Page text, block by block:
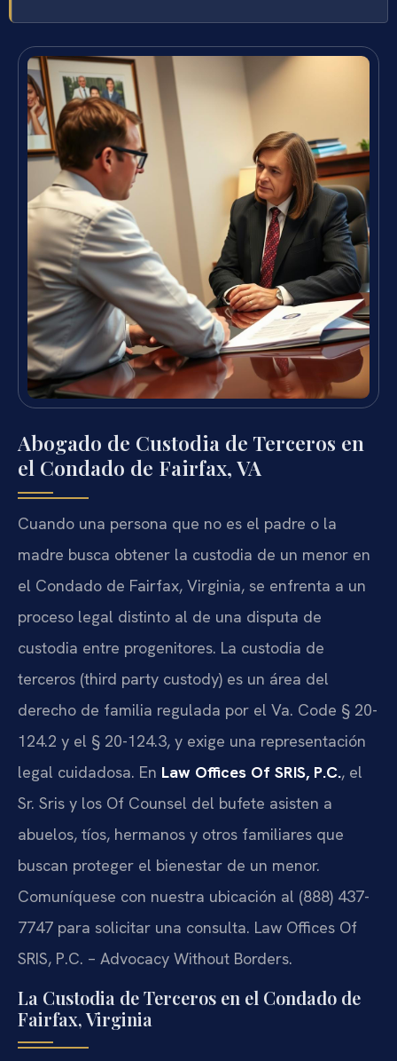
Abogado de Custodia de Terceros en
el Condado de Fairfax, VA
Cuando una persona que no es el padre o la
madre busca obtener la custodia de un menor en
el Condado de Fairfax, Virginia, se enfrenta a un
proceso legal distinto al de una disputa de
custodia entre progenitores. La custodia de
terceros (third party custody) es un área del
derecho de familia regulada por el Va. Code § 20-
124.2 y el § 20-124.3, y exige una representación
legal cuidadosa. En Law Offices Of SRIS, P.C., el
Sr. Sris y los Of Counsel del bufete asisten a
abuelos, tíos, hermanos y otros familiares que
buscan proteger el bienestar de un menor.
Comuníquese con nuestra ubicación al (888) 437-
7747 para solicitar una consulta. Law Offices Of
SRIS, P.C. – Advocacy Without Borders.
La Custodia de Terceros en el Condado de
Fairfax, Virginia